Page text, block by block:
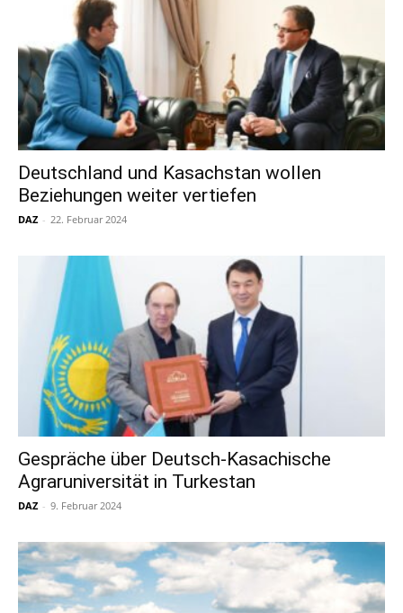
Deutschland und Kasachstan wollen
Beziehungen weiter vertiefen
DAZ - 22. Februar 2024
Gespräche über Deutsch-Kasachische
Agraruniversität in Turkestan
DAZ - 9. Februar 2024